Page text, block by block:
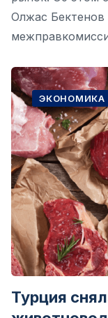
Олжас Бектенов
ЭКОНОМИКА
Турция